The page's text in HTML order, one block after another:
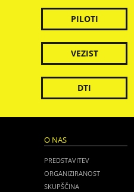
PILOTI
VEZIST
DTI
O NAS
PREDSTAVITEV
ORGANIZIRANOST
SKUPŠČINA